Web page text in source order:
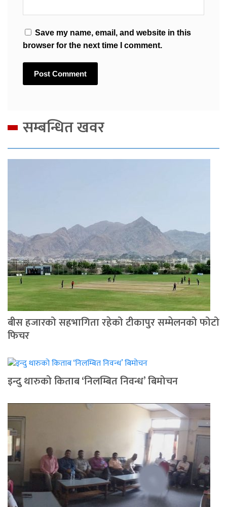
Save my name, email, and website in this
browser for the next time I comment.
सम्बन्धित खवर
बीस हजारको सहभागिता रहेको टीकापुर सम्मेलनको फोटो
फिचर
इन्दु थारुको किताब ‘निलम्बित निवन्ध’ बिमोचन